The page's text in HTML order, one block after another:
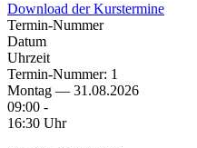
Download der Kurstermine
Termin-Nummer
Datum
Uhrzeit
Termin-Nummer: 1
Montag — 31.08.2026
09:00 -
16:30 Uhr